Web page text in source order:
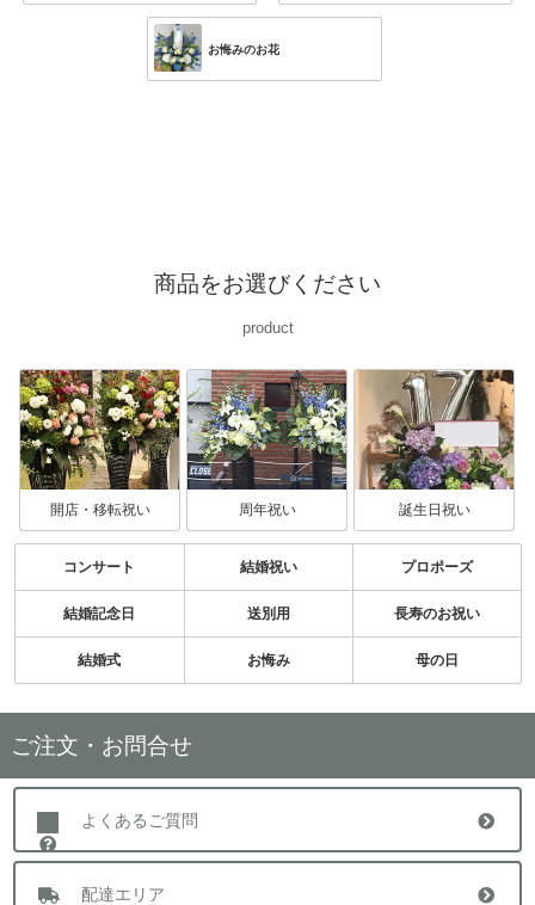
お悔みのお花
商品をお選びください
product
開店・移転祝い 周年祝い 誕生日祝い
コンサート 結婚祝い プロポーズ
結婚記念日 送別用 長寿のお祝い
結婚式 お悔み 母の日
ご注文・お問合せ
よくあるご質問
配達エリア